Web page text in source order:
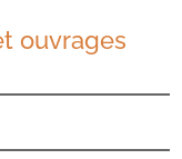
ouvrages